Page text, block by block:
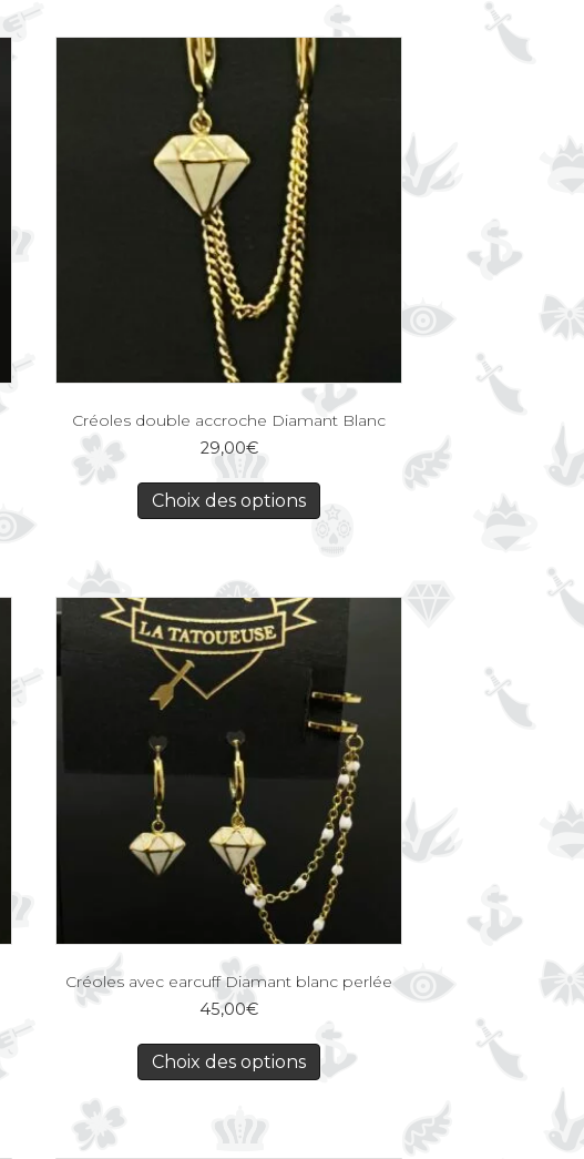
Créoles double accroche Diamant Blanc
29,00€
Choix des options
Créoles avec earcuff Diamant blanc perlée
45,00€
Choix des options